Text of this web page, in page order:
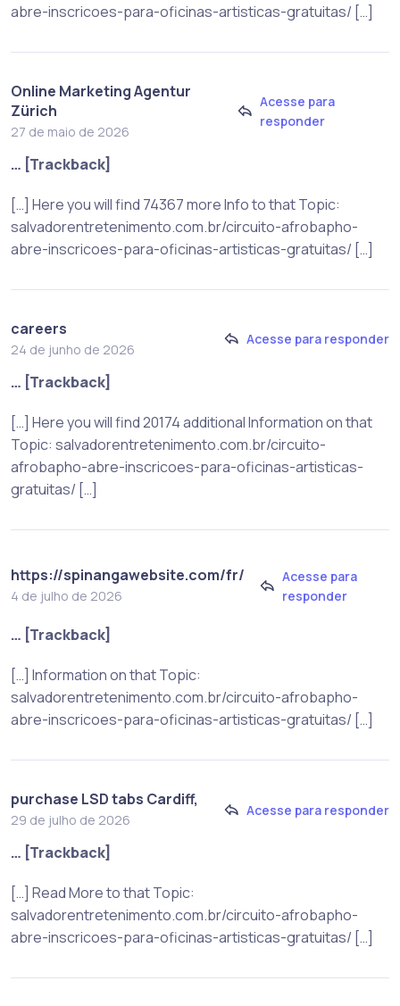
abre-inscricoes-para-oficinas-artisticas-gratuitas/ […]
Online Marketing Agentur
Zürich
27 de maio de 2026
Acesse para
responder
… [Trackback]
[…] Here you will find 74367 more Info to that Topic:
salvadorentretenimento.com.br/circuito-afrobapho-
abre-inscricoes-para-oficinas-artisticas-gratuitas/ […]
careers
24 de junho de 2026
Acesse para responder
… [Trackback]
[…] Here you will find 20174 additional Information on that
Topic: salvadorentretenimento.com.br/circuito-
afrobapho-abre-inscricoes-para-oficinas-artisticas-
gratuitas/ […]
https://spinangawebsite.com/fr/
4 de julho de 2026
Acesse para
responder
… [Trackback]
[…] Information on that Topic:
salvadorentretenimento.com.br/circuito-afrobapho-
abre-inscricoes-para-oficinas-artisticas-gratuitas/ […]
purchase LSD tabs Cardiff,
29 de julho de 2026
Acesse para responder
… [Trackback]
[…] Read More to that Topic:
salvadorentretenimento.com.br/circuito-afrobapho-
abre-inscricoes-para-oficinas-artisticas-gratuitas/ […]